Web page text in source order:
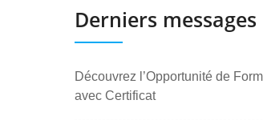
Derniers messages
Découvrez l’Opportunité de
avec Certificat